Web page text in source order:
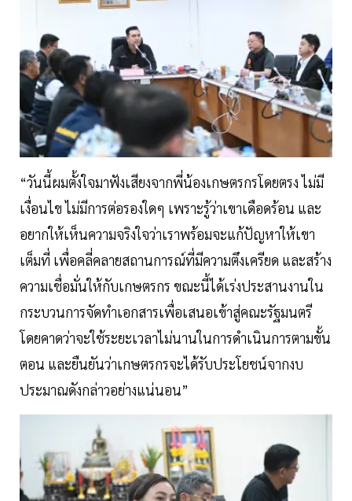
“วันนี้ผมตั้งใจมาฟังเสียงจากพี่น้องเกษตรกรโดยตรง ไม่มี
เงื่อนไข ไม่มีการต่อรองใดๆ เพราะรู้ว่าเขาเดือดร้อน และ
อยากให้เห็นความจริงใจว่าเราพร้อมจะแก้ปัญหาให้เขา
เต็มที่ เพื่อคลี่คลายสถานการณ์ที่มีความตึงเครียด และสร้าง
ความเชื่อมั่นให้กับเกษตรกร ขณะนี้ได้เร่งประสานงานใน
กระบวนการจัดทำเอกสารเพื่อเสนอเข้าสู่คณะรัฐมนตรี
โดยคาดว่าจะใช้ระยะเวลาไม่นานในการดำเนินการตามขั้น
ตอน และยืนยันว่าเกษตรกรจะได้รับประโยชน์จากงบ
ประมาณดังกล่าวอย่างแน่นอน”